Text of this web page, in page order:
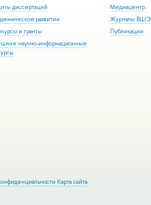
диссертаций
развитие
и гранты
научно-информационные
Медиацентр
Журналы ВШЭ
Публикации
Карта сайта